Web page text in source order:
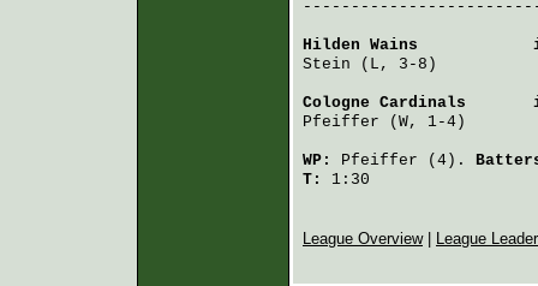
Hilden Wains
Stein (L, 3-8)
Cologne Cardinals
Pfeiffer (W, 1-4)
WP: Pfeiffer (4).
T:
1:30
League Overview| League